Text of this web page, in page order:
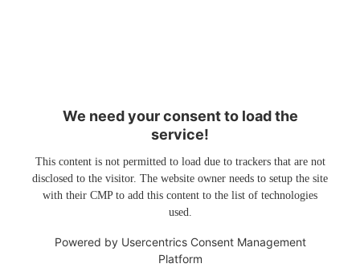
We need your consent to load the
service!
This content is not permitted to load due to trackers that are not
disclosed to the visitor. The website owner needs to setup the site
with their CMP to add this content to the list of technologies
used.
Powered by Usercentrics Consent Management
Platform